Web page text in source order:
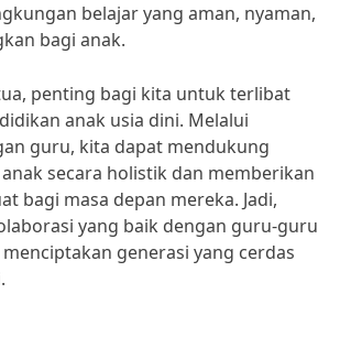
belajar yang aman, nyaman,
bagi anak.
penting bagi kita untuk terlibat
anak usia dini. Melalui
guru, kita dapat mendukung
secara holistik dan memberikan
bagi masa depan mereka. Jadi,
yang baik dengan guru-guru
generasi yang cerdas